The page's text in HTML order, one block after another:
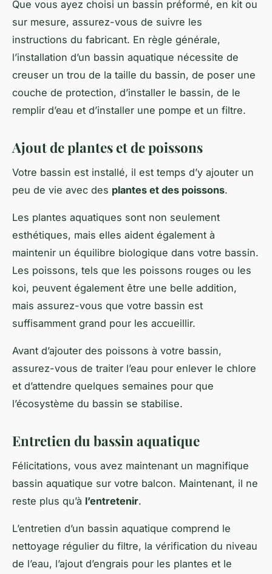
Que vous ayez choisi un bassin préformé, en kit ou
sur mesure, assurez-vous de suivre les
instructions du fabricant. En règle générale,
l’installation d’un bassin aquatique nécessite de
creuser un trou de la taille du bassin, de poser une
couche de protection, d’installer le bassin, de le
remplir d’eau et d’installer une pompe et un filtre.
Ajout de plantes et de poissons
Votre bassin est installé, il est temps d’y ajouter un
peu de vie avec des plantes et des poissons.
Les plantes aquatiques sont non seulement
esthétiques, mais elles aident également à
maintenir un équilibre biologique dans votre bassin.
Les poissons, tels que les poissons rouges ou les
koi, peuvent également être une belle addition,
mais assurez-vous que votre bassin est
suffisamment grand pour les accueillir.
Avant d’ajouter des poissons à votre bassin,
assurez-vous de traiter l’eau pour enlever le chlore
et d’attendre quelques semaines pour que
l’écosystème du bassin se stabilise.
Entretien du bassin aquatique
Félicitations, vous avez maintenant un magnifique
bassin aquatique sur votre balcon. Maintenant, il ne
reste plus qu’à l’entretenir.
L’entretien d’un bassin aquatique comprend le
nettoyage régulier du filtre, la vérification du niveau
de l’eau, l’ajout d’engrais pour les plantes et le